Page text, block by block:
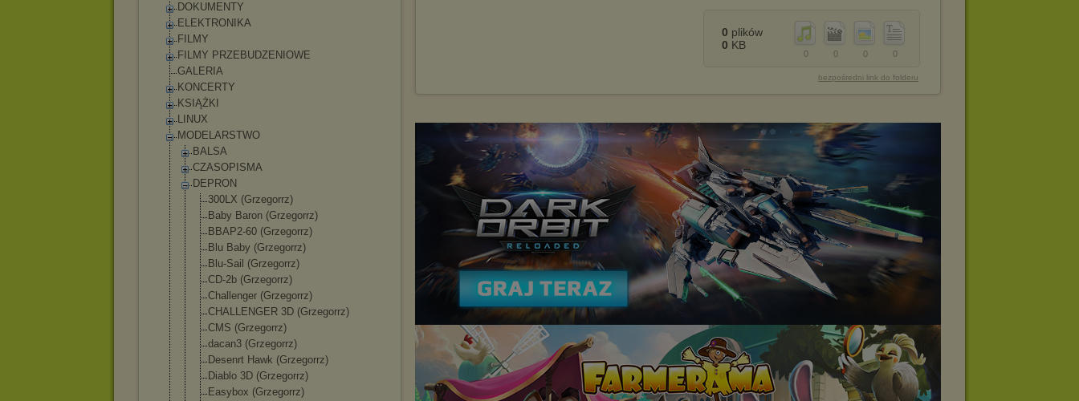
DOKUMENTY
ELEKTRONIKA
FILMY
FILMY PRZEBUDZENIOWE
GALERIA
KONCERTY
KSIĄŻKI
LINUX
MODELARSTWO
BALSA
CZASOPISMA
DEPRON
300LX (Grzegorrz)
Baby Baron (Grzegorrz)
BBAP2-60 (Grzegorrz)
Blu Baby (Grzegorrz)
Blu-Sail (Grzegorrz)
CD-2b (Grzegorrz)
Challenger (Grzegorrz)
CHALLENGER 3D (Grzegorrz)
CMS (Grzegorrz)
dacan3 (Grzegorrz)
Desenrt Hawk (Grzegorrz)
Diablo 3D (Grzegorrz)
Easybox (Grzegorrz)
0
0
0
0
0 plików
0 KB
bezpośredni link do folderu